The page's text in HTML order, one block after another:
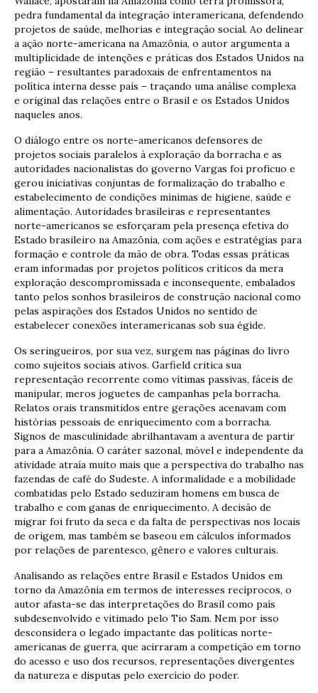
pedra fundamental da integração interamericana, defendendo
projetos de saúde, melhorias e integração social. Ao delinear
a ação norte-americana na Amazônia, o autor argumenta a
multiplicidade de intenções e práticas dos Estados Unidos na
região – resultantes paradoxais de enfrentamentos na
política interna desse país – traçando uma análise complexa
e original das relações entre o Brasil e os Estados Unidos
naqueles anos.
O diálogo entre os norte-americanos defensores de
projetos sociais paralelos à exploração da borracha e as
autoridades nacionalistas do governo Vargas foi profícuo e
gerou iniciativas conjuntas de formalização do trabalho e
estabelecimento de condições mínimas de higiene, saúde e
alimentação. Autoridades brasileiras e representantes
norte-americanos se esforçaram pela presença efetiva do
Estado brasileiro na Amazônia, com ações e estratégias para
formação e controle da mão de obra. Todas essas práticas
eram informadas por projetos políticos críticos da mera
exploração descompromissada e inconsequente, embalados
tanto pelos sonhos brasileiros de construção nacional como
pelas aspirações dos Estados Unidos no sentido de
estabelecer conexões interamericanas sob sua égide.
Os seringueiros, por sua vez, surgem nas páginas do livro
como sujeitos sociais ativos. Garfield critica sua
representação recorrente como vítimas passivas, fáceis de
manipular, meros joguetes de campanhas pela borracha.
Relatos orais transmitidos entre gerações acenavam com
histórias pessoais de enriquecimento com a borracha.
Signos de masculinidade abrilhantavam a aventura de partir
para a Amazônia. O caráter sazonal, móvel e independente da
atividade atraía muito mais que a perspectiva do trabalho nas
fazendas de café do Sudeste. A informalidade e a mobilidade
combatidas pelo Estado seduziram homens em busca de
trabalho e com ganas de enriquecimento. A decisão de
migrar foi fruto da seca e da falta de perspectivas nos locais
de origem, mas também se baseou em cálculos informados
por relações de parentesco, gênero e valores culturais.
Analisando as relações entre Brasil e Estados Unidos em
torno da Amazônia em termos de interesses recíprocos, o
autor afasta-se das interpretações do Brasil como país
subdesenvolvido e vitimado pelo Tio Sam. Nem por isso
desconsidera o legado impactante das políticas norte-
americanas de guerra, que acirraram a competição em torno
do acesso e uso dos recursos, representações divergentes
da natureza e disputas pelo exercício do poder.